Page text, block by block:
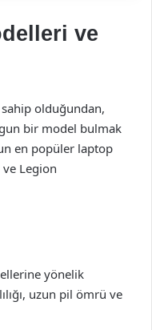
ve
olduğundan,
bir model bulmak
en popüler laptop
ve Legion
yönelik
uzun pil ömrü ve